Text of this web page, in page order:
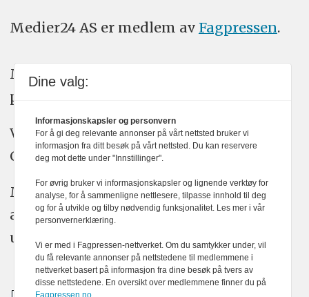
Medier24 AS er medlem av Fagpressen.
Medier24 arbeider etter Vær Varsom-
plakatens regler for god presseskikk.
Vi bruker KI-verktøy som ChatGPT,
Claude, og Gemini i journalistikken vår.
Medier24s redaksjon har alltid det fulle
ansvar for publisert innhold, med eller
uten bruk av kunstig intelligens.
Dine valg:
Informasjonskapsler og personvern
For å gi deg relevante annonser på vårt nettsted bruker vi
informasjon fra ditt besøk på vårt nettsted. Du kan reservere
deg mot dette under "Innstillinger".
For øvrig bruker vi informasjonskapsler og lignende verktøy for
analyse, for å sammenligne nettlesere, tilpasse innhold til deg
og for å utvikle og tilby nødvendig funksjonalitet. Les mer i vår
personvernerklæring.
Vi er med i Fagpressen-nettverket. Om du samtykker under, vil
du få relevante annonser på nettstedene til medlemmene i
nettverket basert på informasjon fra dine besøk på tvers av
disse nettstedene. En oversikt over medlemmene finner du på
Fagpressen.no.